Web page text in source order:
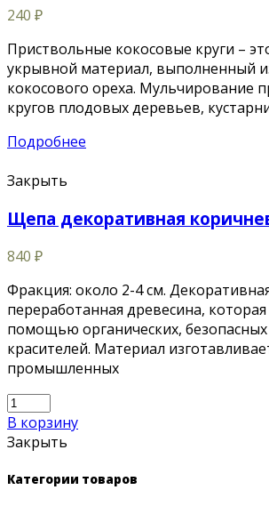
240 ₽
Приствольные кокосовые круги –
укрывной материал, выполненный
кокосового ореха. Мульчирование
кругов плодовых деревьев,
Подробнее
Закрыть
Щепа декоративная
840 ₽
Фракция: около 2-4 см.
переработанная древесина,
помощью органических, безопасных
красителей. Материал
промышленных
В корзину
Закрыть
Категории товаров